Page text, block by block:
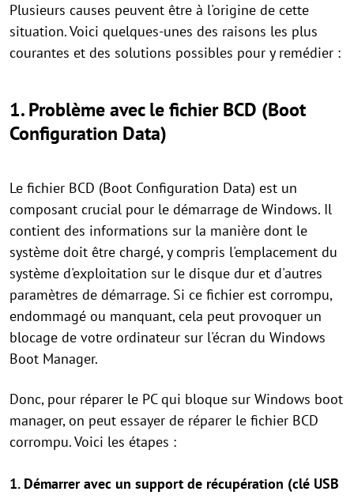
Plusieurs causes peuvent être à l'origine de cette
situation. Voici quelques-unes des raisons les plus
courantes et des solutions possibles pour y remédier :
1.Problème avec le fichier BCD (Boot
Configuration Data)
Le fichier BCD (Boot Configuration Data) est un
composant crucial pour le démarrage de Windows. Il
contient des informations sur la manière dont le
système doit être chargé, y compris l'emplacement du
système d'exploitation sur le disque dur et d'autres
paramètres de démarrage. Si ce fichier est corrompu,
endommagé ou manquant, cela peut provoquer un
blocage de votre ordinateur sur l'écran du Windows
Boot Manager.
Donc, pour réparer le PC qui bloque sur Windows boot
manager, on peut essayer de réparer le fichier BCD
corrompu. Voici les étapes :
1. Démarrer avec un support de récupération (clé USB